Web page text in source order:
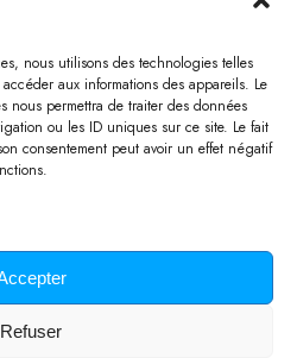
nous utilisons des technologies telles
aux informations des appareils. Le
nous permettra de traiter des données
ou les ID uniques sur ce site. Le fait
consentement peut avoir un effet négatif
Refuser